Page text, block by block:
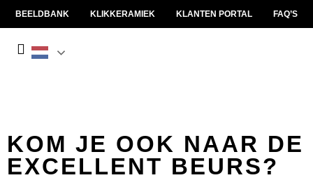
BEELDBANK KLIKKERAMIEK KLANTEN PORTAL FAQ’S
KOM JE OOK NAAR DE
EXCELLENT BEURS?